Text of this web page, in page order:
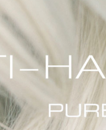
PERMANENTS AND PROTECTORS